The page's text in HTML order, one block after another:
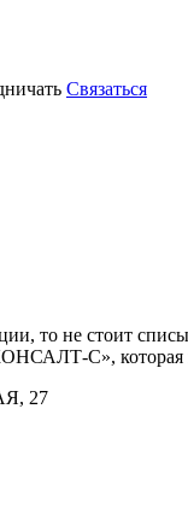
Связаться
то не стоит
С», которая
27